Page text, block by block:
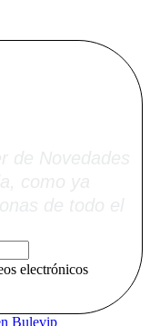
electrónicos